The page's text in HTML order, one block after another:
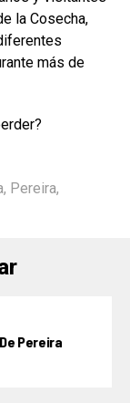
la Cosecha,
más de
, Pereira,
Pereira